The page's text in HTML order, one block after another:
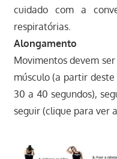
cuidado com a
respiratórias.
Alongamento
Movimentos devem
músculo (a partir
30 a 40 segundos),
seguir (clique para ver